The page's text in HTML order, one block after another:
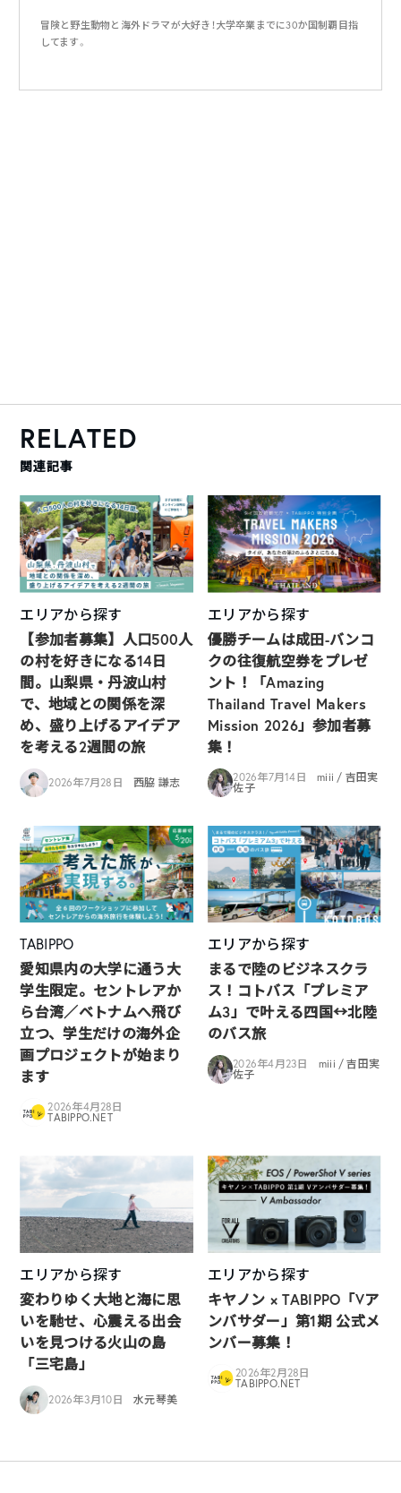
冒険と野生動物と海外ドラマが大好き！大学卒業までに30か国制覇目指
してます。
RELATED
関連記事
エリアから探す
【参加者募集】人口500人
の村を好きになる14日
間。山梨県・丹波山村
で、地域との関係を深
め、盛り上げるアイデア
を考える2週間の旅
2026年7月28日 西脇 謙志
エリアから探す
優勝チームは成田-バンコ
クの往復航空券をプレゼ
ント！「Amazing
Thailand Travel Makers
Mission 2026」参加者募
集！
2026年7月14日
miii / 吉田実
佐子
TABIPPO
愛知県内の大学に通う大
学生限定。セントレアか
ら台湾／ベトナムへ飛び
立つ、学生だけの海外企
画プロジェクトが始まり
ます
2026年4月28日
TABIPPO.NET
エリアから探す
まるで陸のビジネスクラ
ス！コトバス「プレミア
ム3」で叶える四国↔︎北陸
のバス旅
2026年4月23日
miii / 吉田実
佐子
エリアから探す
変わりゆく大地と海に思
いを馳せ、心震える出会
いを見つける火山の島
「三宅島」
2026年3月10日 水元琴美
エリアから探す
キヤノン × TABIPPO「Vア
ンバサダー」第1期 公式メ
ンバー募集！
2026年2月28日
TABIPPO.NET